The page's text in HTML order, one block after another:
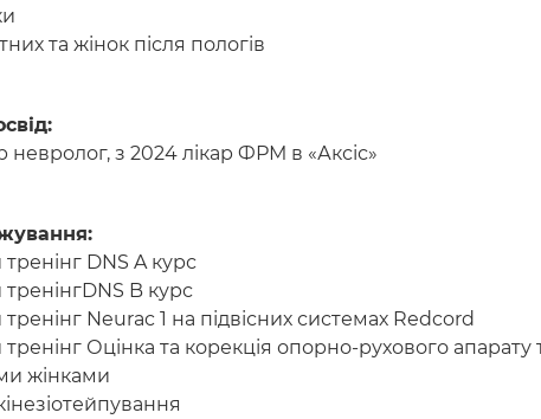
та жінок після пологів
невролог, з 2024 лікар ФРМ в «Аксіс»
DNS A курс
B курс
Neurac 1 на підвісних системах Redcord
Оцінка та корекція опорно-рухового апарату
жінками